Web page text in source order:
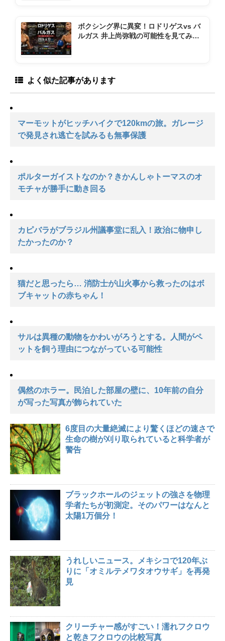
ボクシング界に異変！ロドリゲスvs バ
ルガス 井上尚弥戦の可能性を見てみよ
よく似た記事があります
マーモットがヒッチハイクで120kmの旅。ガレージ
で発見され逃亡を試みるも無事保護
ポルターガイストなのか？きかんしゃトーマスのオ
モチャが勝手に動き回る
カピバラがブラジル州議事堂に乱入！政治に物申し
たかったのか？
猫だと思ったら… 消防士が山火事から救ったのはボ
ブキャットの赤ちゃん！
サルは異種の動物をかわいがろうとする。人間がペ
ットを飼う理由につながっている可能性
偶然のホラー。民泊した部屋の壁に、10年前の自分
が写った写真が飾られていた
6度目の大量絶滅により驚くほどの速さで
生命の樹が刈り取られていると科学者が
警告
ブラックホールのジェットの強さを物理
学者たちが初測定。そのパワーはなんと
太陽1万個分！
うれしいニュース。メキシコで120年ぶ
りに「オミルテメワタオウサギ」を再発
見
クリーチャー感がすごい！濡れフクロウ
と乾きフクロウの比較写真